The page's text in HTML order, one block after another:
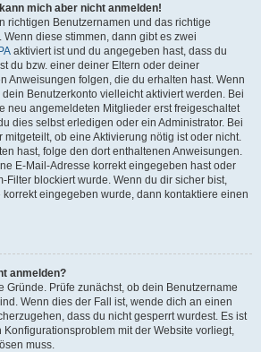
mich aber nicht anmelden!
richtigen Benutzernamen und das richtige
diese stimmen, dann gibt es zwei
aktiviert ist und du angegeben hast, dass du
du bzw. einer deiner Eltern oder deiner
Anweisungen folgen, die du erhalten hast. Wenn
Benutzerkonto vielleicht aktiviert werden. Bei
neu angemeldeten Mitglieder erst freigeschaltet
dies selbst erledigen oder ein Administrator. Bei
ob eine Aktivierung nötig ist oder nicht.
hast, folge den dort enthaltenen Anweisungen.
E-Mail-Adresse korrekt eingegeben hast oder
Filter blockiert wurde. Wenn du dir sicher bist,
eingegeben wurde, dann kontaktiere einen
anmelden?
Gründe. Prüfe zunächst, ob dein Benutzername
Wenn dies der Fall ist, wende dich an einen
dass du nicht gesperrt wurdest. Es ist
mit der Website vorliegt,
muss.